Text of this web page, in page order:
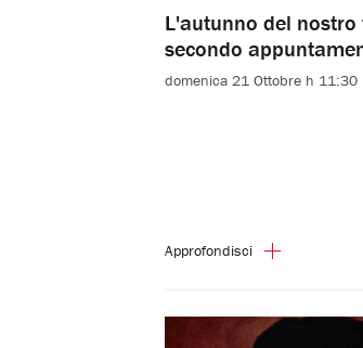
L'autunno del nostro
secondo
domenica 21 Ottobre h 11:30
Approfondisci